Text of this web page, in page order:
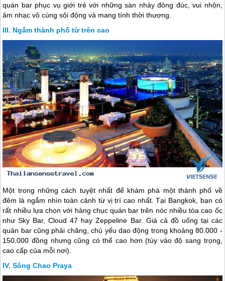
quán bar phục vụ giới trẻ với những sàn nhảy đông đúc, vui nhộn,
âm nhạc vô cùng sôi động và mang tính thời thượng.
Ngắm thành phố từ trên cao
Một trong những cách tuyệt nhất để khám phá một thành phố về
đêm là ngắm nhìn toàn cảnh từ vị trí cao nhất. Tại Bangkok, bạn có
rất nhiều lựa chọn với hàng chục quán bar trên nóc nhiều tòa cao ốc
như Sky Bar, Cloud 47 hay Zeppeline Bar. Giá cả đồ uống tại các
quán bar cũng phải chăng, chủ yếu dao động trong khoảng 80.000 -
150.000 đồng nhưng cũng có thể cao hơn (tùy vào độ sang trọng,
cao cấp của mỗi nơi).
Sông Chao Praya